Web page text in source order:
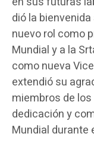
dió la
nuevo rol como
Mundial y a la
como nueva
extendió su
miembros de
dedicación y
Mundial durante